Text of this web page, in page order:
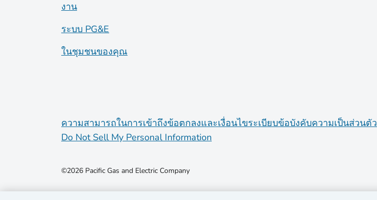
งาน
ระบบ PG&E
ในชุมชนของคุณ
ความสามารถในการเข้าถึงข้อตกลงและเงื่อนไขระเบียบข้อบังคับความเป็นส่วนตัว
Do Not Sell My Personal Information
©2026 Pacific Gas and Electric Company